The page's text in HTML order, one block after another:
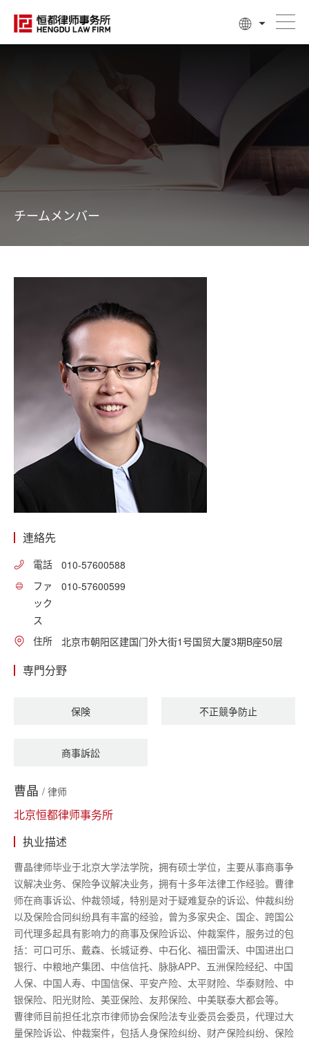
チームメンバー
連絡先
電話
010-57600588
ファ
ック
ス
010-57600599
住所 北京市朝阳区建国门外大街1号国贸大厦3期B座50层
専門分野
保険 不正競争防止
商事訴訟
曹晶 / 律师
北京恒都律师事务所
执业描述
曹晶律师毕业于北京大学法学院，拥有硕士学位，主要从事商事争
议解决业务、保险争议解决业务，拥有十多年法律工作经验。曹律
师在商事诉讼、仲裁领域，特别是对于疑难复杂的诉讼、仲裁纠纷
以及保险合同纠纷具有丰富的经验，曾为多家央企、国企、跨国公
司代理多起具有影响力的商事及保险诉讼、仲裁案件，服务过的包
括：可口可乐、戴森、长城证券、中石化、福田雷沃、中国进出口
银行、中粮地产集团、中信信托、脉脉APP、五洲保险经纪、中国
人保、中国人寿、中国信保、平安产险、太平财险、华泰财险、中
银保险、阳光财险、美亚保险、友邦保险、中美联泰大都会等。
曹律师目前担任北京市律师协会保险法专业委员会委员，代理过大
量保险诉讼、仲裁案件，包括人身保险纠纷、财产保险纠纷、保险